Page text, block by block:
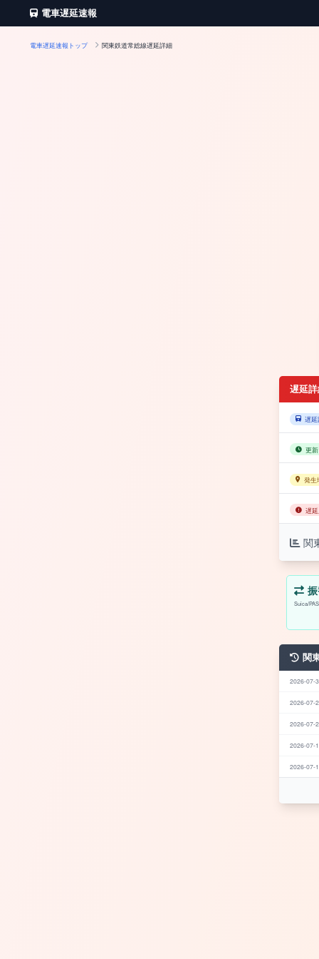
電車遅延速報
電車遅延速報トップ 関東鉄道常総線遅延詳細
遅延
遅延
更
発生
遅
関
Suica/
関
2026-07-
2026-07-
2026-07-
2026-07-
2026-07-